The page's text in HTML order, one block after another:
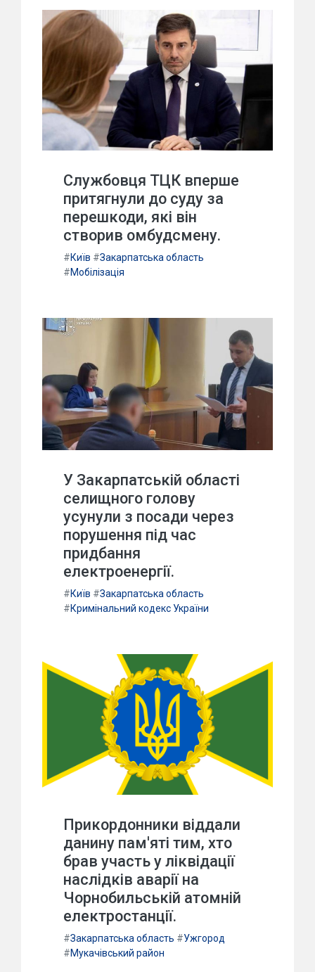
Службовця ТЦК вперше
притягнули до суду за
перешкоди, які він
створив омбудсмену.
#Київ #Закарпатська область
#Мобілізація
У Закарпатській області
селищного голову
усунули з посади через
порушення під час
придбання
електроенергії.
#Київ #Закарпатська область
#Кримінальний кодекс України
Прикордонники віддали
данину пам'яті тим, хто
брав участь у ліквідації
наслідків аварії на
Чорнобильській атомній
електростанції.
#Закарпатська область #Ужгород
#Мукачівський район